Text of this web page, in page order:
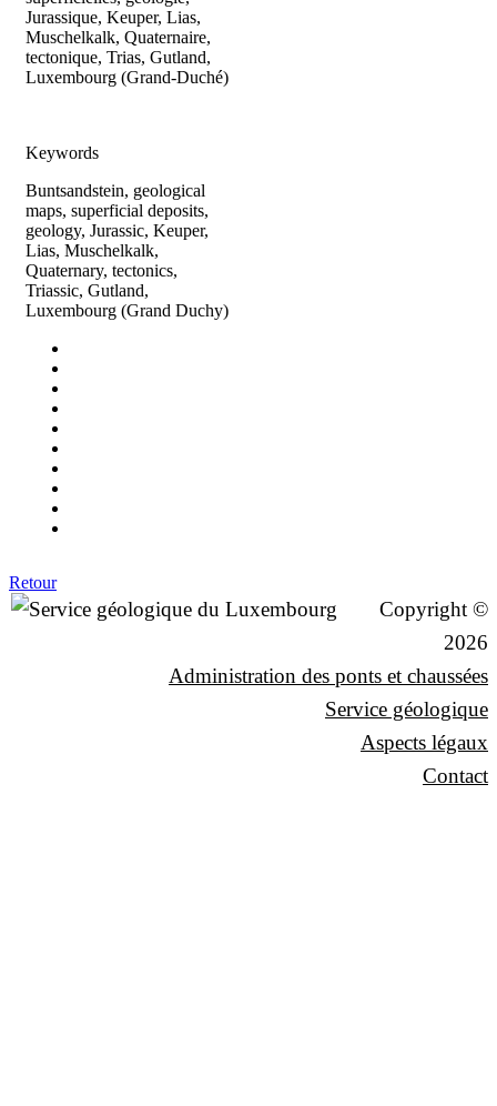
Jurassique, Keuper, Lias,
Muschelkalk, Quaternaire,
tectonique, Trias, Gutland,
Luxembourg (Grand-Duché)
Keywords
Buntsandstein, geological
maps, superficial deposits,
geology, Jurassic, Keuper,
Lias, Muschelkalk,
Quaternary, tectonics,
Triassic, Gutland,
Luxembourg (Grand Duchy)
Retour
Copyright ©
2026
Administration des ponts et chaussées
Service géologique
Aspects légaux
Contact